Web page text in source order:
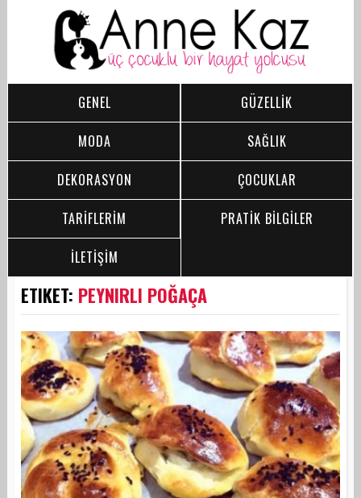
GENEL
GÜZELLİK
MODA
SAĞLIK
DEKORASYON
ÇOCUKLAR
TARİFLERİM
PRATİK BİLGİLER
İLETİŞİM
ETIKET: PEYNIRLI POĞAÇA